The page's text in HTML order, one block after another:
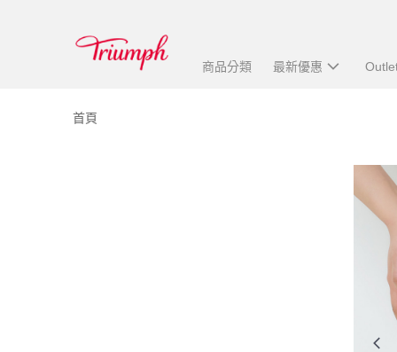
商品分類 最新優惠
首頁